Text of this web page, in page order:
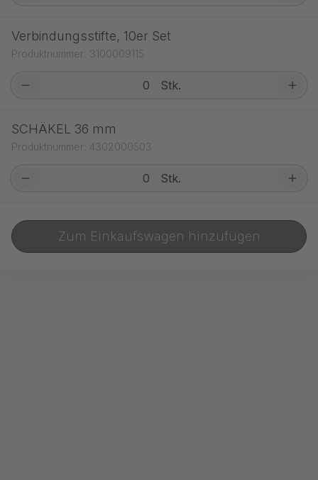
Verbindungsstifte, 10er Set
Produktnummer: 3100009115
Stk.
SCHÄKEL 36 mm
Produktnummer: 4302000503
Stk.
Zum Einkaufswagen hinzufügen